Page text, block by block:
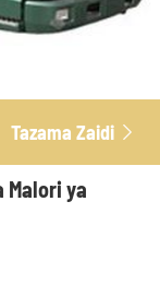
Tazama Zaidi 
Malori ya